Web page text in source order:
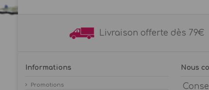
Livraison offerte dès
Informations
Promotions
Nous